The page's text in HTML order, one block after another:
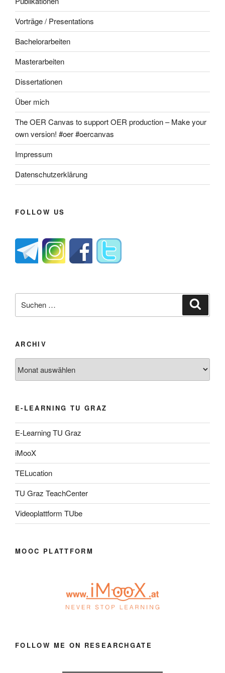
Vorträge / Presentations
Bachelorarbeiten
Masterarbeiten
Dissertationen
Über mich
The OER Canvas to support OER production – Make your
own version! #oer #oercanvas
Impressum
Datenschutzerklärung
FOLLOW US
nach:
ARCHIV
E-LEARNING TU GRAZ
E-Learning TU Graz
iMooX
TELucation
TU Graz TeachCenter
Videoplattform TUbe
MOOC PLATTFORM
FOLLOW ME ON RESEARCHGATE